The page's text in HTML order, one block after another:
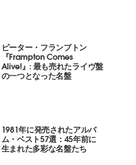
ピーター・フランプトン
『Frampton Comes
Alive!』: 最も売れたライヴ盤
の一つとなった名盤
1981年に発売されたアルバ
ム・ベスト57選：45年前に
生まれた多彩な名盤たち